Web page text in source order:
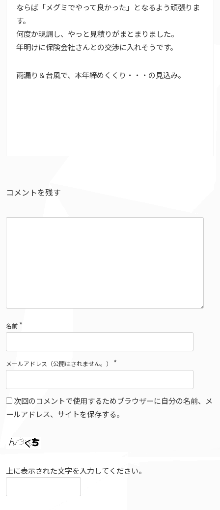
ならば「メグミでやって良かった」となるよう頑張りま
す。
何度か現調し、やっと見積りがまとまりました。
年明けに保険会社さんとの交渉に入れそうです。
雨漏り＆台風で、本年締めくくり・・・の見込み。
コメントを残す
名前 *
メールアドレス（公開はされません。） *
次回のコメントで使用するためブラウザーに自分の名前、メ
ールアドレス、サイトを保存する。
上に表示された文字を入力してください。